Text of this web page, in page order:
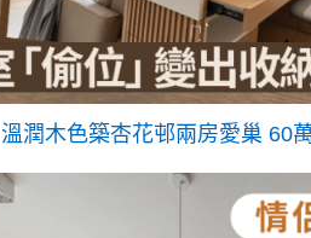
溫潤木色築杏花邨兩房愛巢 60